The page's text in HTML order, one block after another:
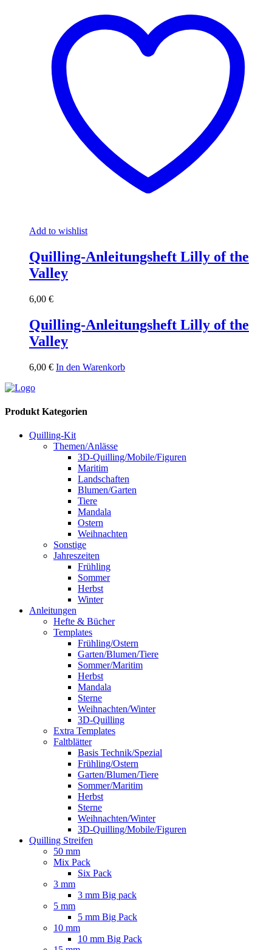
Add to wishlist
Quilling-Anleitungsheft Lilly of the
Valley
6,00 €
Quilling-Anleitungsheft Lilly of the
Valley
6,00 € In den Warenkorb
Produkt Kategorien
Quilling-Kit
Themen/Anlässe
3D-Quilling/Mobile/Figuren
Maritim
Landschaften
Blumen/Garten
Tiere
Mandala
Ostern
Weihnachten
Sonstige
Jahreszeiten
Frühling
Sommer
Herbst
Winter
Anleitungen
Hefte & Bücher
Templates
Frühling/Ostern
Garten/Blumen/Tiere
Sommer/Maritim
Herbst
Mandala
Sterne
Weihnachten/Winter
3D-Quilling
Extra Templates
Faltblätter
Basis Technik/Spezial
Frühling/Ostern
Garten/Blumen/Tiere
Sommer/Maritim
Herbst
Sterne
Weihnachten/Winter
3D-Quilling/Mobile/Figuren
Quilling Streifen
50 mm
Mix Pack
Six Pack
3 mm
3 mm Big pack
5 mm
5 mm Big Pack
10 mm
10 mm Big Pack